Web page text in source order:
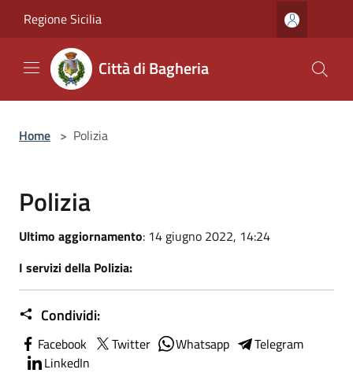
Regione Sicilia
Città di Bagheria
Home > Polizia
Polizia
Ultimo aggiornamento: 14 giugno 2022, 14:24
I servizi della Polizia:
Condividi:
Facebook Twitter Whatsapp
Telegram
LinkedIn